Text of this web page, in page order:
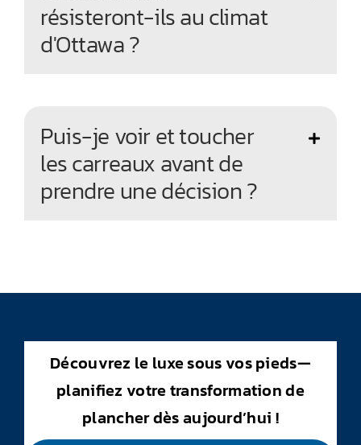
résisteront-ils au climat
d'Ottawa ?
Puis-je voir et toucher
les carreaux avant de
prendre une décision ?
Découvrez le luxe sous vos pieds—
planifiez votre transformation de
plancher dès aujourd’hui !